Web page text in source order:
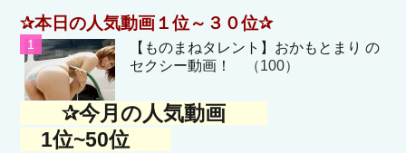
✰本日の人気動画１位～３０位✰
【ものまねタレント】おかもとまり の
セクシー動画！
（100）
✰今月の人気動画
1位~50位